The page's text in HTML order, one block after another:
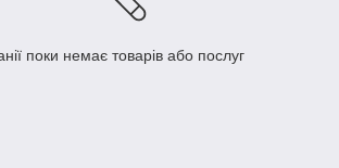
поки немає товарів або послуг